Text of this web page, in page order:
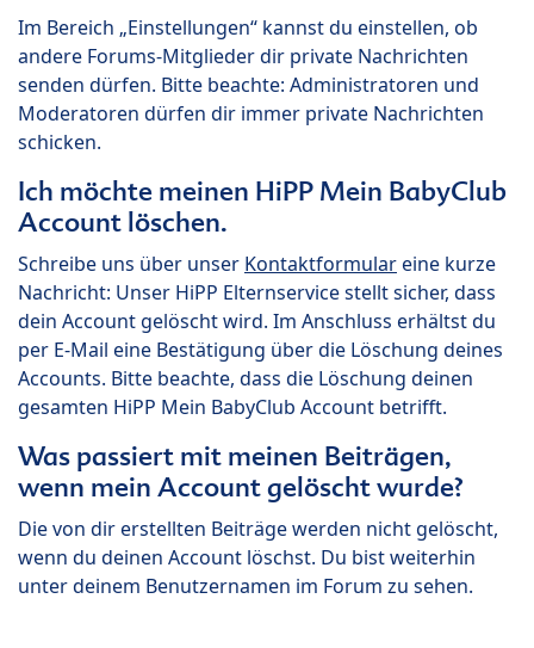
Im Bereich „Einstellungen“ kannst du einstellen, ob
andere Forums-Mitglieder dir private Nachrichten
senden dürfen. Bitte beachte: Administratoren und
Moderatoren dürfen dir immer private Nachrichten
schicken.
Ich möchte meinen HiPP Mein BabyClub
Account löschen.
Schreibe uns über unser Kontaktformulareine kurze
Nachricht: Unser HiPP Elternservice stellt sicher, dass
dein Account gelöscht wird. Im Anschluss erhältst du
per E-Mail eine Bestätigung über die Löschung deines
Accounts. Bitte beachte, dass die Löschung deinen
gesamten HiPP Mein BabyClub Account betrifft.
Was passiert mit meinen Beiträgen,
wenn mein Account gelöscht wurde?
Die von dir erstellten Beiträge werden nicht gelöscht,
wenn du deinen Account löschst. Du bist weiterhin
unter deinem Benutzernamen im Forum zu sehen.